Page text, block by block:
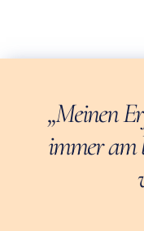
„Meinen
immer am